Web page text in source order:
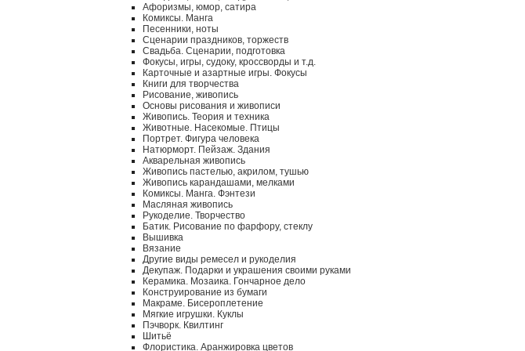
Афоризмы, юмор, сатира
Комиксы. Манга
Песенники, ноты
Сценарии праздников, торжеств
Свадьба. Сценарии, подготовка
Фокусы, игры, судоку, кроссворды и т.д.
Карточные и азартные игры. Фокусы
Книги для творчества
Рисование, живопись
Основы рисования и живописи
Живопись. Теория и техника
Животные. Насекомые. Птицы
Портрет. Фигура человека
Натюрморт. Пейзаж. Здания
Акварельная живопись
Живопись пастелью, акрилом, тушью
Живопись карандашами, мелками
Комиксы. Манга. Фэнтези
Масляная живопись
Рукоделие. Творчество
Батик. Рисование по фарфору, стеклу
Вышивка
Вязание
Другие виды ремесел и рукоделия
Декупаж. Подарки и украшения своими руками
Керамика. Мозаика. Гончарное дело
Конструирование из бумаги
Макраме. Бисероплетение
Мягкие игрушки. Куклы
Пэчворк. Квилтинг
Шитьё
Флористика. Аранжировка цветов